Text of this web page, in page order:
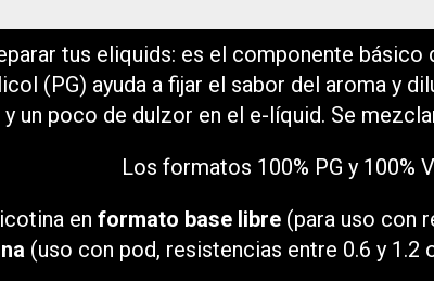
tus eliquids: es el componente
(PG) ayuda a fijar el sabor del aroma y
y un poco de dulzor en el e-líquid. Se
Los formatos 100% PG y 100%
en formato base libre(para uso con
(uso con pod, resistencias entre 0.6 y 1.2